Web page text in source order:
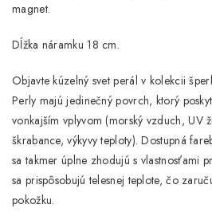
magnet.
Dĺžka náramku 18 cm.
Objavte kúzelný svet perál v kolekcii
Perly majú jedinečný povrch, ktorý
vonkajším vplyvom (morský vzduch, UV
škrabance, výkyvy teploty). Dostupná
sa takmer úplne zhodujú s vlastnosťami
sa prispôsobujú telesnej teplote, čo
pokožku.